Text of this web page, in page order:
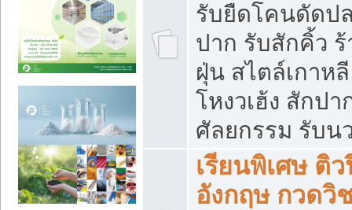
รับยืดโคนดัดป
ปาก รับสักคิ้ว
ฝุ่น สไตล์เกาห
โหงวเฮ้ง สักป
ศัลยกรรม รับน
เรียนพิเศษ ติ
อังกฤษ กวดวิ